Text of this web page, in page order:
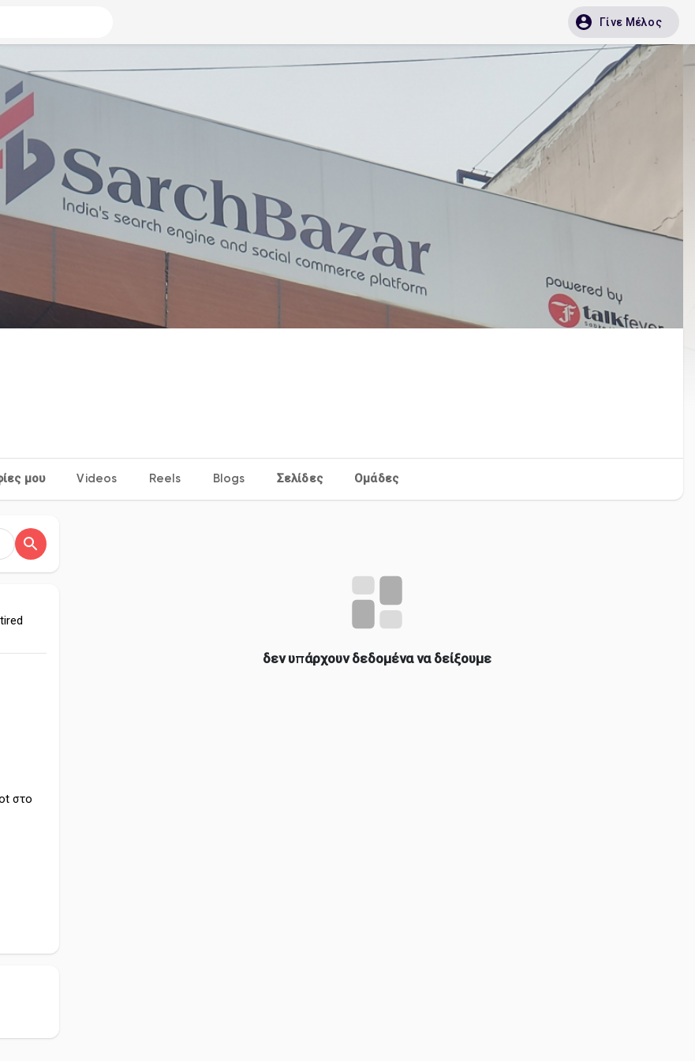
Γίνε Μέλος
μου Videos Reels Blogs Σελίδες Ομάδες
στο
δεν υπάρχουν δεδομένα να δείξουμε